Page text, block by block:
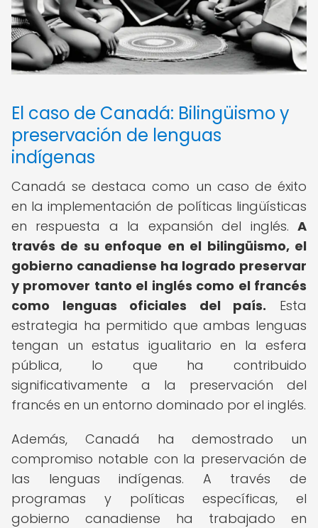
El caso de Canadá: Bilingüismo y
preservación de lenguas
indígenas
Canadá se destaca como un caso de éxito
en la implementación de políticas lingüísticas
en respuesta a la expansión del inglés. A
través de su enfoque en el bilingüismo, el
gobierno canadiense ha logrado preservar
y promover tanto el inglés como el francés
como lenguas oficiales del país. Esta
estrategia ha permitido que ambas lenguas
tengan un estatus igualitario en la esfera
pública, lo que ha contribuido
significativamente a la preservación del
francés en un entorno dominado por el inglés.
Además, Canadá ha demostrado un
compromiso notable con la preservación de
las lenguas indígenas. A través de
programas y políticas específicas, el
gobierno canadiense ha trabajado en